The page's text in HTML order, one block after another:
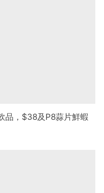
品，$38及P8蒜片鮮蝦